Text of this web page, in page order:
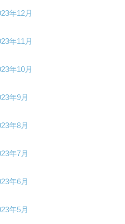
年12月
年11月
年10月
年9月
年8月
年7月
年6月
年5月